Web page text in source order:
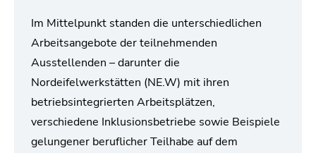
Im Mittelpunkt standen die unterschiedlichen
Arbeitsangebote der teilnehmenden
Ausstellenden – darunter die
Nordeifelwerkstätten (NE.W) mit ihren
betriebsintegrierten Arbeitsplätzen,
verschiedene Inklusionsbetriebe sowie Beispiele
gelungener beruflicher Teilhabe auf dem